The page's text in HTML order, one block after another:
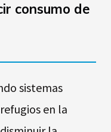
consumo de
sistemas
en la